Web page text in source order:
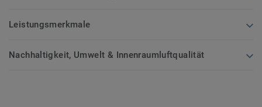
Leistungsmerkmale
Nachhaltigkeit, Umwelt & Innenraumluftqualität